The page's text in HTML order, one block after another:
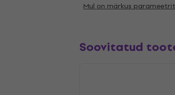
Mul on märkus
Soovitatud